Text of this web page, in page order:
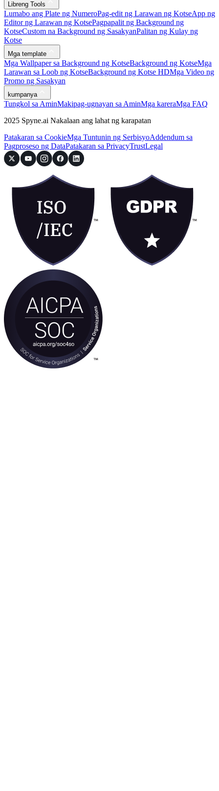
Libreng Tools
Lumabo ang Plate ng NumeroPag-edit ng Larawan ng KotseApp ng
Editor ng Larawan ng KotsePagpapalit ng Background ng
KotseCustom na Background ng SasakyanPalitan ng Kulay ng
Kotse
Mga template
Mga Wallpaper sa Background ng KotseBackground ng KotseMga
Larawan sa Loob ng KotseBackground ng Kotse HDMga Video ng
Promo ng Sasakyan
kumpanya
Tungkol sa AminMakipag-ugnayan sa AminMga kareraMga FAQ
2025 Spyne.ai Nakalaan ang lahat ng karapatan
Patakaran sa CookieMga Tuntunin ng SerbisyoAddendum sa
Pagproseso ng DataPatakaran sa PrivacyTrustLegal